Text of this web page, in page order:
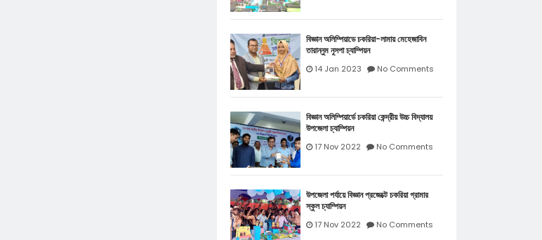
বিজ্ঞান অলিম্পিয়াডে চকরিয়া-লামায় মেহেজাবিন
তারান্নুম নুসপা চ্যাম্পিয়ন
14 Jan 2023 No Comments
বিজ্ঞান অলিম্পিয়ার্ডে চকরিয়া কেন্দ্রীয় উচ্চ বিদ্যালয়
উপজেলা চ্যাম্পিয়ন
17 Nov 2022 No Comments
উপজেলা পর্যায়ে বিজ্ঞান প্রজেক্টে চকরিয়া গ্রামার
স্কুল চ্যাম্পিয়ন
17 Nov 2022 No Comments